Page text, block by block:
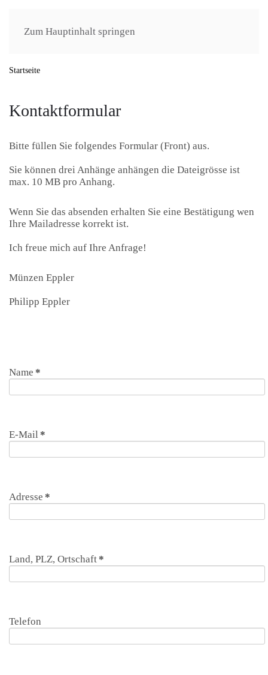
Zum Hauptinhalt springen
Startseite
Kontaktformular
Bitte füllen Sie folgendes Formular (Front) aus.
Sie können drei Anhänge anhängen die Dateigrösse ist
max. 10 MB pro Anhang.
Wenn Sie das absenden erhalten Sie eine Bestätigung wen
Ihre Mailadresse korrekt ist.
Ich freue mich auf Ihre Anfrage!
Münzen Eppler
Philipp Eppler
Name *
E-Mail *
Adresse *
Land, PLZ, Ortschaft *
Telefon